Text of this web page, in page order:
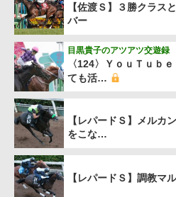
【佐渡Ｓ】３勝クラス
バー
〈124〉ＹｏｕＴｕｂ
ても活…
目黒貴子のアツアツ交遊録
【レパードＳ】メルカ
をこな…
【レパードＳ】調教マ